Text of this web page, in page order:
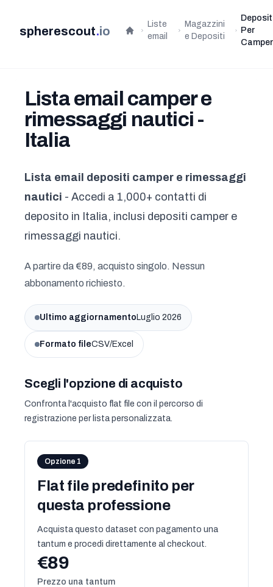
spherescout.io Home
Liste
email
Magazzini
e Depositi
Per
Camper
Lista email camper e
rimessaggi nautici -
Italia
Lista email depositi camper e rimessaggi
nautici - Accedi a 1,000+ contatti di
deposito in Italia, inclusi depositi camper e
rimessaggi nautici.
A partire da €89, acquisto singolo. Nessun
abbonamento richiesto.
Ultimo aggiornamento Luglio 2026
Formato fileCSV/Excel
Scegli l'opzione di acquisto
Confronta l'acquisto flat file con il percorso di
registrazione per lista personalizzata.
Opzione 1
Flat file predefinito per
questa professione
Acquista questo dataset con pagamento una
tantum e procedi direttamente al checkout.
€89
Prezzo una tantum